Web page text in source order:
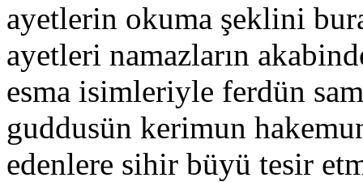
ayetlerin okuma şeklini
ayetleri namazların
esma isimleriyle ferdün
guddusün kerimun
edenlere sihir büyü tesir